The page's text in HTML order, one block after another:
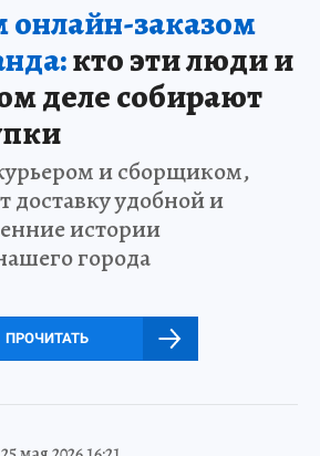
заказом
кто эти люди и
деле собирают
и сборщиком,
доставку удобной и
истории
города
ПРОЧИТАТЬ